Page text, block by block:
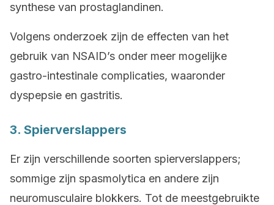
synthese van prostaglandinen.
Volgens onderzoek zijn de effecten van het
gebruik van NSAID’s onder meer mogelijke
gastro-intestinale complicaties, waaronder
dyspepsie en gastritis.
3. Spierverslappers
Er zijn verschillende soorten spierverslappers;
sommige zijn spasmolytica en andere zijn
neuromusculaire blokkers. Tot de meestgebruikte